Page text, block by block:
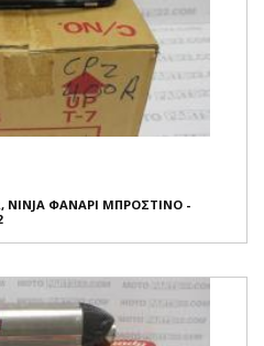
R, NINJA ΦΑΝΑΡΙ ΜΠΡΟΣΤΙΝΟ -